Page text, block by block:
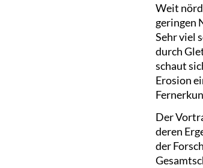
Weit
geringen
Sehr viel
durch
schaut
Erosion
Der
deren
der